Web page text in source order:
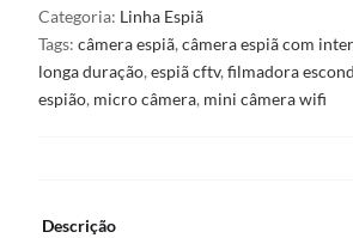
Micro
Câmera
De
Vídeo
Categoria: Linha Espiã
Tags:câmera espiã,câmera espiã com
longa duração,espiã cftv,filmadora
espião, micro câmera, mini câmera wifi
Descrição